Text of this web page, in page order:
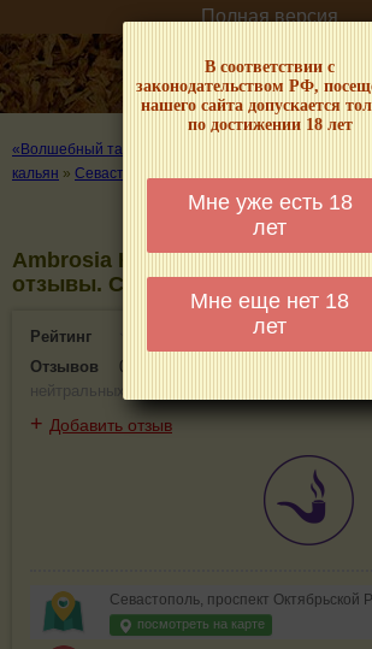
В соответствии с
законодательством РФ,
нашего сайта допускается
по достижении 18 лет
Мне уже есть 18
лет
Мне еще нет 18
лет
Полная версия
«Волшебный табачок» – о табаке и курении
Где
кальян » Севастополь
Ambrosia Hookah shop -
отзывы. Севастополь
Рейтинг
0(0)
Отзывов
0
нейтральных
+ Добавить отзыв
Севастополь, проспект Октябрьской
посмотреть на карте